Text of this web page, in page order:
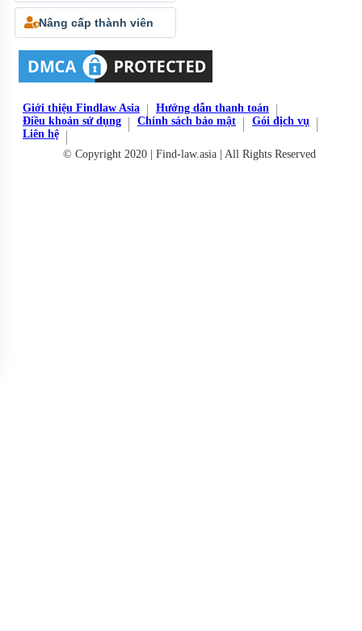
Nâng cấp thành viên
Giới thiệu Findlaw Asia
Hướng dẫn thanh toán
Điều khoản sử dụng
Chính sách bảo mật
Gói dịch vụ
Liên hệ
© Copyright 2020 | Find-law.asia | All Rights Reserved